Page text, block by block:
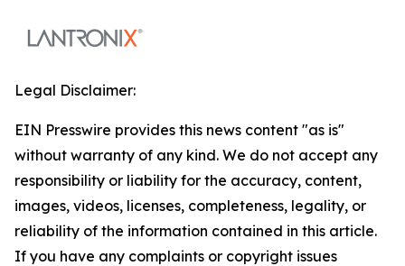
Legal Disclaimer:
EIN Presswire provides this news content "as is"
without warranty of any kind. We do not accept any
responsibility or liability for the accuracy, content,
images, videos, licenses, completeness, legality, or
reliability of the information contained in this article.
If you have any complaints or copyright issues